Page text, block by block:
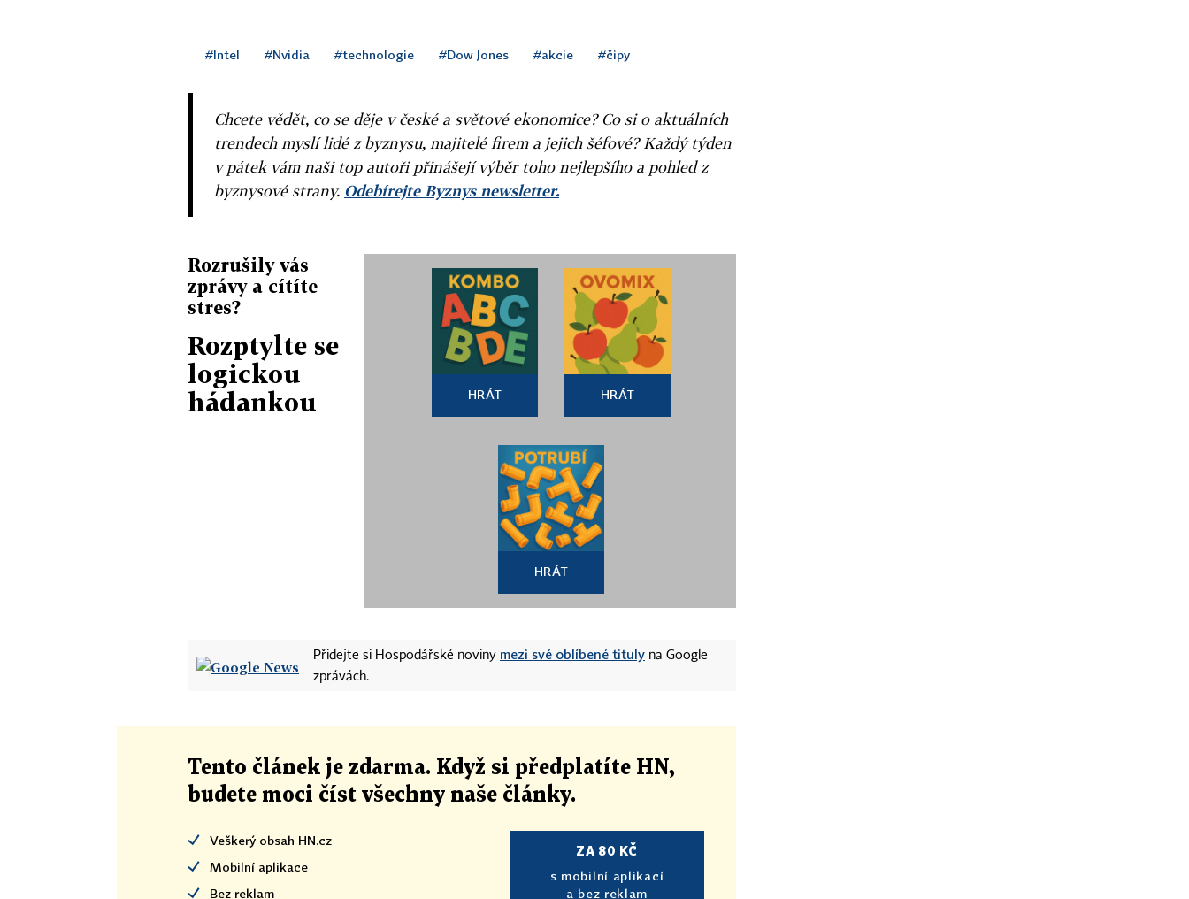
#Intel #Nvidia #technologie #Dow Jones #akcie #čipy
Chcete vědět, co se děje v české a světové ekonomice? Co si o aktuálních
trendech myslí lidé z byznysu, majitelé firem a jejich šéfové? Každý týden
v pátek vám naši top autoři přinášejí výběr toho nejlepšího a pohled z
byznysové strany. Odebírejte Byznys newsletter.
Rozrušily vás
zprávy a cítíte
stres?
Rozptylte se
logickou
hádankou
HRÁT HRÁT
HRÁT
Přidejte si Hospodářské noviny mezi své oblíbené tituly na Google
zprávách.
Tento článek je zdarma. Když si předplatíte HN,
budete moci číst všechny naše články.
Veškerý obsah HN.cz
Mobilní aplikace
Bez reklam
ZA 80 KČ
s mobilní aplikací
a bez reklam